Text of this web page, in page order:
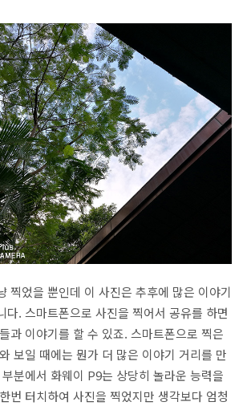
찍었을 뿐인데 이 사진은 추후에 많은 이야기
다. 스마트폰으로 사진을 찍어서 공유를 하면
과 이야기를 할 수 있죠. 스마트폰으로 찍은
보일 때에는 뭔가 더 많은 이야기 거리를 만
분에서 화웨이 P9는 상당히 놀라운 능력을
번 터치하여 사진을 찍었지만 생각보다 엄청